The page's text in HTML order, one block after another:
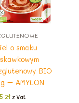
o smaku
BIO
– AMYLON
zł z Vat